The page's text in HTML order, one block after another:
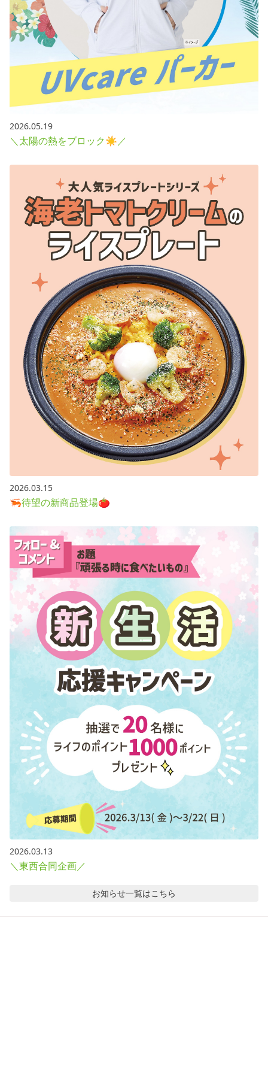
2026.05.19
＼太陽の熱をブロック☀／
2026.03.15
🦐待望の新商品登場🍅
2026.03.13
＼東西合同企画／
お知らせ一覧はこちら